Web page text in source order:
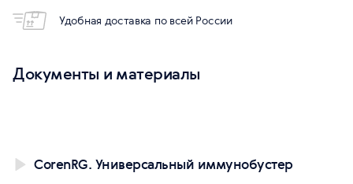
Удобная доставка по всей России
Документы и материалы
CorenRG. Универсальный иммунобустер